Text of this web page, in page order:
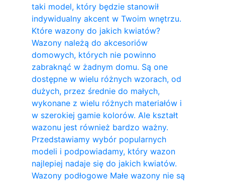
taki model, który będzie stanowił
indywidualny akcent w Twoim wnętrzu.
Które wazony do jakich kwiatów?
Wazony należą do akcesoriów
domowych, których nie powinno
zabraknąć w żadnym domu. Są one
dostępne w wielu różnych wzorach, od
dużych, przez średnie do małych,
wykonane z wielu różnych materiałów i
w szerokiej gamie kolorów. Ale kształt
wazonu jest również bardzo ważny.
Przedstawiamy wybór popularnych
modeli i podpowiadamy, który wazon
najlepiej nadaje się do jakich kwiatów.
Wazony podłogowe Małe wazony nie są